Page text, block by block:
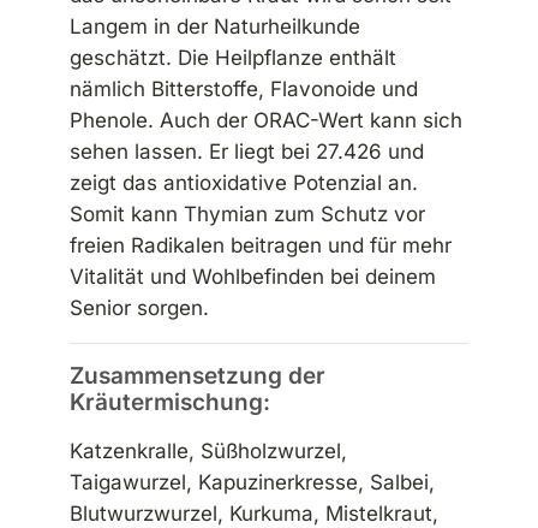
Langem in der Naturheilkunde
geschätzt. Die Heilpflanze enthält
nämlich Bitterstoffe, Flavonoide und
Phenole. Auch der ORAC-Wert kann sich
sehen lassen. Er liegt bei 27.426 und
zeigt das antioxidative Potenzial an.
Somit kann Thymian zum Schutz vor
freien Radikalen beitragen und für mehr
Vitalität und Wohlbefinden bei deinem
Senior sorgen.
Zusammensetzung der
Kräutermischung:
Katzenkralle, Süßholzwurzel,
Taigawurzel, Kapuzinerkresse, Salbei,
Blutwurzwurzel, Kurkuma, Mistelkraut,